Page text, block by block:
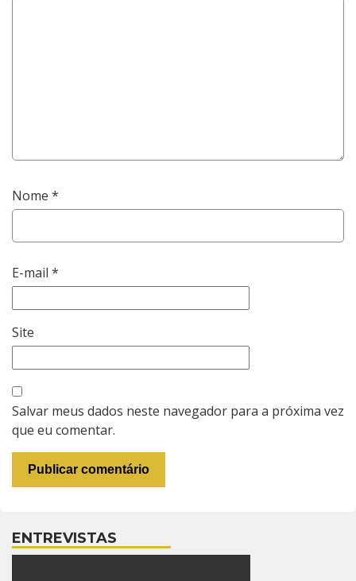
Nome *
E-mail *
Site
Salvar meus dados neste navegador para a próxima vez
que eu comentar.
ENTREVISTAS